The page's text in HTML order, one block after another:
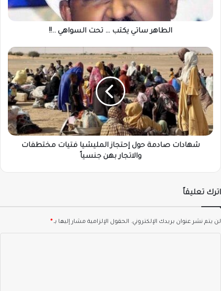
الطاهر ساتي يكتب … تحت السواهي ..!!
شهادات
صادمة
حول
إحتجاز
المليشيا
فتيات
مختطفات
والاتجار
بهن
جنسياًشهادات صادمة حول إحتجاز المليشيا فتيات مختطفات
والاتجار بهن جنسياً
اترك تعليقاً
لن يتم نشر عنوان بريدك الإلكتروني. الحقول الإلزامية مشار إليها بـ*